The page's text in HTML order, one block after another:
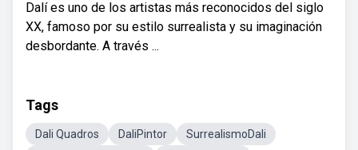
Dalí es uno de los artistas más reconocidos del siglo
XX, famoso por su estilo surrealista y su imaginación
desbordante. A través ...
Tags
Dali Quadros DaliPintor
SurrealismoDali